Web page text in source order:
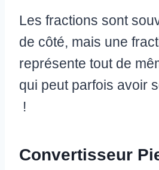
Les fractions sont
de côté, mais une
représente tout de
qui peut parfois avoir
!
Convertisseur